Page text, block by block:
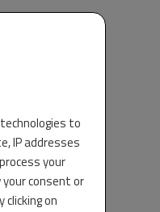
to
IP addresses
your
consent or
on